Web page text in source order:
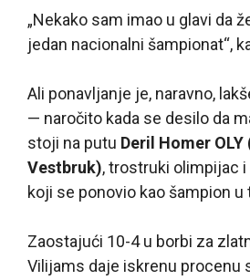
„Nekako sam imao u glavi da
jedan nacionalni šampionat“,
Ali ponavljanje je, naravno,
— naročito kada se desilo da
stoji na putu Deril Homer
Vestbruk), trostruki olimpijac
koji se ponovio kao šampion
Zaostajući 10-4 u borbi za
Vilijams daje iskrenu procenu